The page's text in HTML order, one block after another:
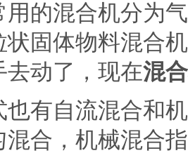
用的混合机分为
状固体物料混合
动了，现在混
自流混合和机
混合，机械混合